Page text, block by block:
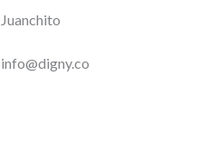
Juanchito
info@digny.co